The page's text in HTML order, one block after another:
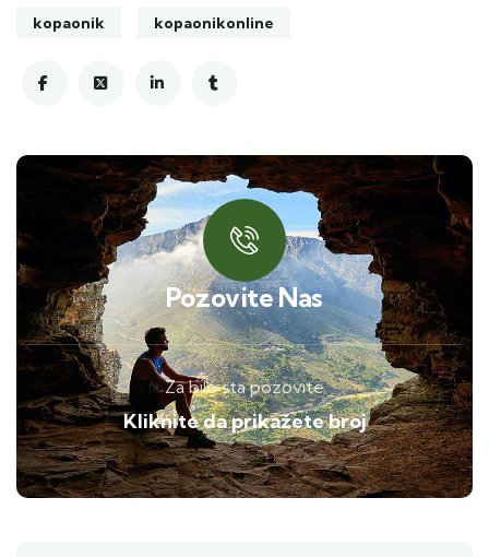
kopaonik kopaonikonline
Pozovite Nas
Za bilo sta pozovite
Kliknite da prikažete broj